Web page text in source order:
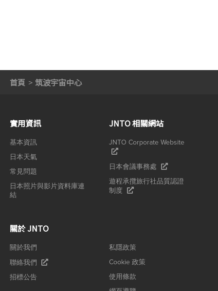
首頁 筑波宇宙中心
實用資訊
基本資訊
日本天氣
常見問題
日本照片與影片資料庫連
結
JNTO 相關網站
JNTO Corporate Website
日本會議事務處
遊程承攬旅行社品質認證
制度
關於 JNTO
關於我們
聯絡我們
招標公告
私隱政策
Cookie 政策
使用條款